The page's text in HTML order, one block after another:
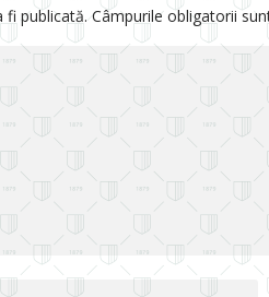
fi publicată. Câmpurile obligatorii